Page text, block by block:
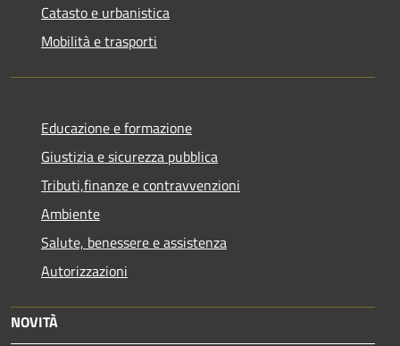
Catasto e urbanistica
Mobilità e trasporti
Educazione e formazione
Giustizia e sicurezza pubblica
Tributi,finanze e contravvenzioni
Ambiente
Salute, benessere e assistenza
Autorizzazioni
NOVITÀ